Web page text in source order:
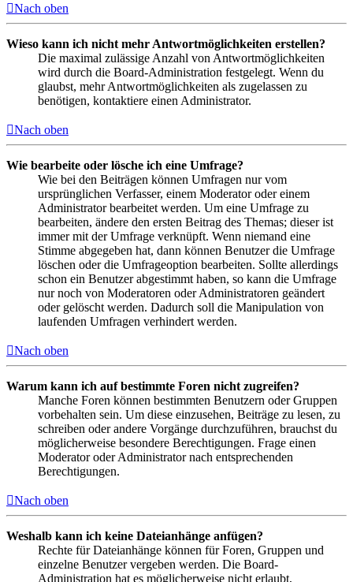
Nach oben
Wieso kann ich nicht mehr Antwortmöglichkeiten erstellen?
Die maximal zulässige Anzahl von Antwortmöglichkeiten
wird durch die Board-Administration festgelegt. Wenn du
glaubst, mehr Antwortmöglichkeiten als zugelassen zu
benötigen, kontaktiere einen Administrator.
Nach oben
Wie bearbeite oder lösche ich eine Umfrage?
Wie bei den Beiträgen können Umfragen nur vom
ursprünglichen Verfasser, einem Moderator oder einem
Administrator bearbeitet werden. Um eine Umfrage zu
bearbeiten, ändere den ersten Beitrag des Themas; dieser ist
immer mit der Umfrage verknüpft. Wenn niemand eine
Stimme abgegeben hat, dann können Benutzer die Umfrage
löschen oder die Umfrageoption bearbeiten. Sollte allerdings
schon ein Benutzer abgestimmt haben, so kann die Umfrage
nur noch von Moderatoren oder Administratoren geändert
oder gelöscht werden. Dadurch soll die Manipulation von
laufenden Umfragen verhindert werden.
Nach oben
Warum kann ich auf bestimmte Foren nicht zugreifen?
Manche Foren können bestimmten Benutzern oder Gruppen
vorbehalten sein. Um diese einzusehen, Beiträge zu lesen, zu
schreiben oder andere Vorgänge durchzuführen, brauchst du
möglicherweise besondere Berechtigungen. Frage einen
Moderator oder Administrator nach entsprechenden
Berechtigungen.
Nach oben
Weshalb kann ich keine Dateianhänge anfügen?
Rechte für Dateianhänge können für Foren, Gruppen und
einzelne Benutzer vergeben werden. Die Board-
Administration hat es möglicherweise nicht erlaubt,